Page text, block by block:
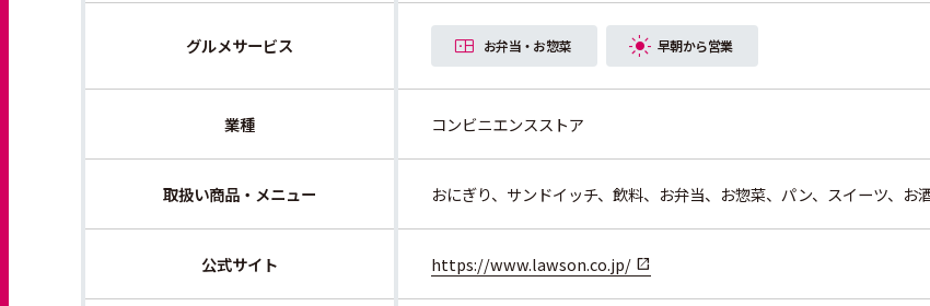
グルメサービス お弁当・お惣菜 早朝から営業
業種 コンビニエンスストア
取扱い商品・メニュー おにぎり、サンドイッチ、飲料、お弁当、お惣菜、パン、スイーツ、お
公式サイト https://www.lawson.co.jp/